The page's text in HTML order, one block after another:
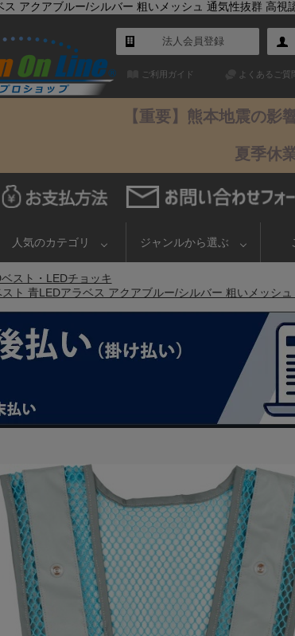
ス アクアブルー/シルバー 粗いメッシュ 通気性抜群 高
法人会員登録
ご利用ガイド よくあるご質
【重要】熊本地震の影
夏季休
人気のカテゴリ ジャンルから選ぶ
スト・LEDチョッキ
スト 青LEDアラベス アクアブルー/シルバー 粗いメッ